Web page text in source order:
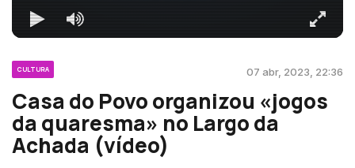
CULTURA 07 abr, 2023, 22:36
Casa do Povo organizou «jogos
da quaresma» no Largo da
Achada (vídeo)